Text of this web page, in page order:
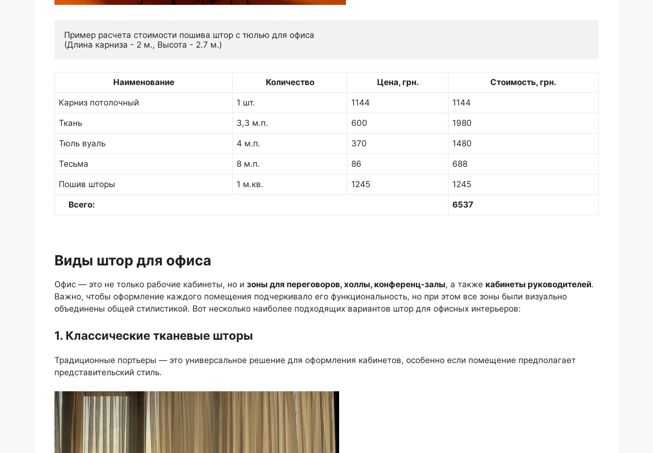
Пример расчета стоимости пошива штор с тюлью для офиса
(Длина карниза - 2 м., Высота - 2.7 м.)
Наименование Количество Цена, грн. Стоимость, грн.
Карниз потолочный 1 шт. 1144 1144
Ткань 3,3 м.п. 600 1980
Тюль вуаль 4 м.п. 370 1480
Тесьма 8 м.п. 86 688
Пошив шторы 1 м.кв. 1245 1245
Всего: 6537
Виды штор для офиса
Офис — это не только рабочие кабинеты, но и зоны для переговоров, холлы, конференц-залы, а также кабинеты руководителей.
Важно, чтобы оформление каждого помещения подчеркивало его функциональность, но при этом все зоны были визуально
объединены общей стилистикой. Вот несколько наиболее подходящих вариантов штор для офисных интерьеров:
1. Классические тканевые шторы
Традиционные портьеры — это универсальное решение для оформления кабинетов, особенно если помещение предполагает
представительский стиль.